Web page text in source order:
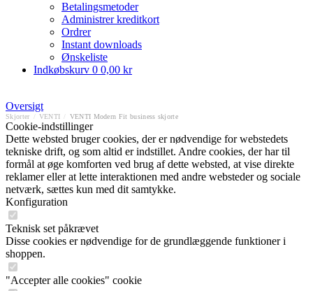
Betalingsmetoder
Administrer kreditkort
Ordrer
Instant downloads
Ønskeliste
Indkøbskurv 0 0,00 kr
Oversigt
Skjorter VENTI VENTI Modern Fit business skjorte
Cookie-indstillinger
Dette websted bruger cookies, der er nødvendige for webstedets
tekniske drift, og som altid er indstillet. Andre cookies, der har til
formål at øge komforten ved brug af dette websted, at vise direkte
reklamer eller at lette interaktionen med andre websteder og sociale
netværk, sættes kun med dit samtykke.
Konfiguration
Teknisk set påkrævet
Disse cookies er nødvendige for de grundlæggende funktioner i
shoppen.
"Accepter alle cookies" cookie